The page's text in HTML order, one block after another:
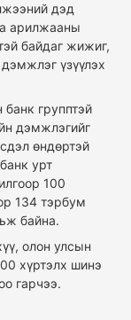
дэд
арилжааны
байдаг жижиг,
үзүүлэх
групптэй
дэмжлэгийг
өндөртэй
урт
100
134 тэрбум
байна.
олон улсын
хүртэлх шинэ
гарчээ.